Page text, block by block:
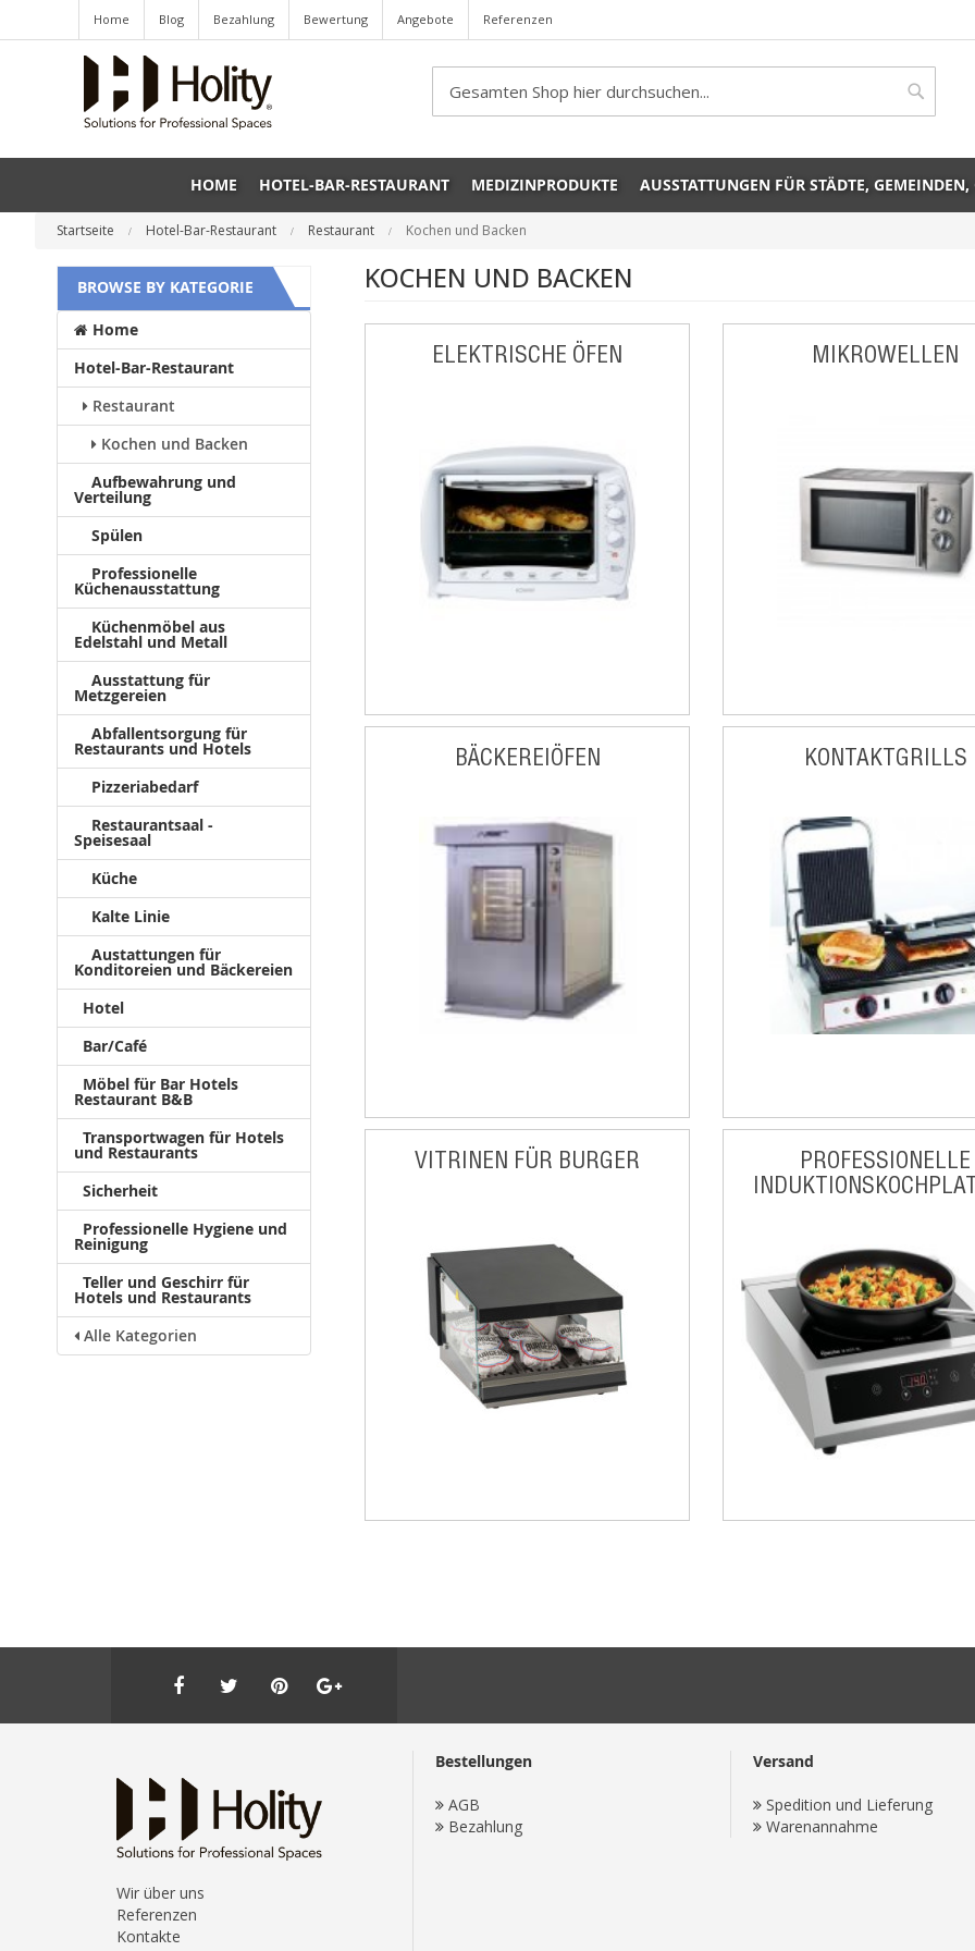
Home Blog Bezahlung Bewertung Angebote Referenzen
Search
Search
HOME HOTEL-BAR-RESTAURANT MEDIZINPRODUKTE AUSSTATTUNGEN FÜR STÄDTE,
Startseite Hotel-Bar-Restaurant Restaurant Kochen und Backen
KOCHEN UND BACKEN
ELEKTRISCHE ÖFEN MIKROWELLEN
BÄCKEREIÖFEN KONTAKTGRILLS
VITRINEN FÜR BURGER
PROFESSIONELLE
BROWSE BY KATEGORIE
Home
Hotel-Bar-Restaurant
Restaurant
Kochen und Backen
Aufbewahrung und
Verteilung
Spülen
Professionelle
Küchenausstattung
Küchenmöbel aus
Edelstahl und Metall
Ausstattung für
Metzgereien
Abfallentsorgung für
Restaurants und Hotels
Pizzeriabedarf
Restaurantsaal -
Speisesaal
Küche
Kalte Linie
Austattungen für
Konditoreien und Bäckereien
Hotel
Bar/Café
Möbel für Bar Hotels
Restaurant B&B
Transportwagen für Hotels
und Restaurants
Sicherheit
Professionelle Hygiene und
Reinigung
Teller und Geschirr für
Hotels und Restaurants
Alle Kategorien
Wir über uns
Referenzen
Kontakte
Bestellungen
AGB
Bezahlung
Versand
Spedition und Lieferung
Warenannahme